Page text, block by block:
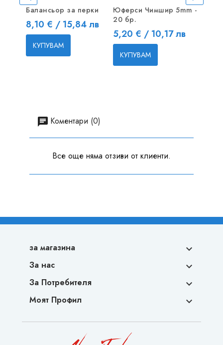
Балансьор за перки
Цена
8,10 € / 15,84 лв
КУПУВАМ
Юферси Чимшир 5mm -
20 бр.
Цена
5,20 € / 10,17 лв
КУПУВАМ
Коментари (0)
Все още няма отзиви от клиенти.
за магазина 
За нас 
За Потребителя 
Моят Профил 